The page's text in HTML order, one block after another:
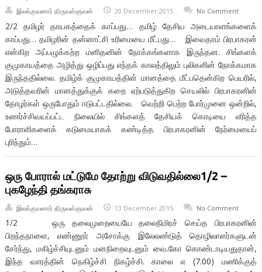
இலக்குவனார் திருவள்ளுவன் 20 December 2015 No Comment
2/2 தமிழர் தாயகத்தைக் காப்பது… தமிழ் தேசிய அடையாளங்களைக்
காப்பது… தமிழரின் தன்னாட்சி உரிமையை மீட்பது… இவைதாம் பிரபாகரன்
என்கிற அப்பழுக்கற்ற மனிதனின் நோக்கங்களாக இருந்தன. சிங்களக்
குமுகாயத்தை அழித்து ஒழிப்பது எந்தக் காலத்திலும் புலிகளின் நோக்கமாக
இருந்ததில்லை. தமிழ்க் குமுகாயத்தின் மானத்தை மீட்பதென்கிற பெயரில்,
அடுத்தவரின் மானத்துக்குக் கறை ஏற்படுத்துகிற செயலில் பிரபாகரனின்
தோழர்கள் ஒருபோதும் ஈடுபட்டதில்லை. வெற்றி பெற்ற போர்முனை ஒன்றில்,
உணர்ச்சிவயப்பட்ட நிலையில் சிங்களத் தேசியக் கொடியை எரித்த
போராளிகளைக் கடுமையாகக் கண்டித்த பிரபாகரனின் நேர்மையைப்
புரிந்தும்…
ஒரு போரால் மட்டுமே தோற்று விடுவதில்லை1/2 –
புகழேந்தி தங்கராசு
இலக்குவனார் திருவள்ளுவன் 13 December 2015 No Comment
1/2 ஒரு தலைமுறையையே தலைநிமிரச் செய்த பிரபாகரனின்
பிறந்தநாளை, எண்ணூர் அசோக்கு இலேலண்டுத் தொழிலாளர்களுடன்
சேர்ந்து, மகிழ்ச்சியுடனும் மனநிறைவுடனும் வை.கோ கொண்டாடியதுதான்,
இந்த வாரத்தின் நெகிழ்ச்சி நிகழ்ச்சி. காலை ௭ (7.00) மணிக்குத்